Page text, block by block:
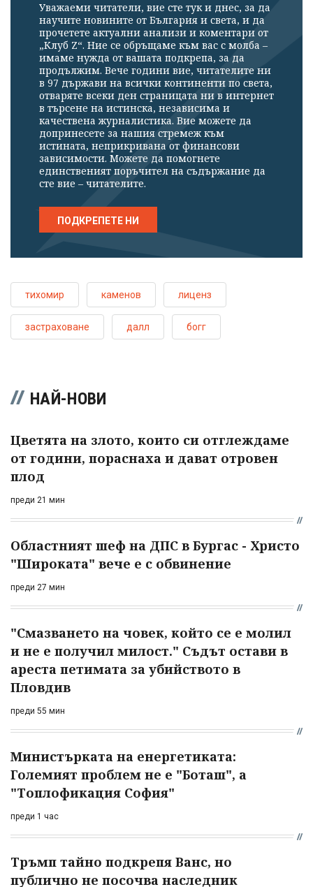
Уважаеми читатели, вие сте тук и днес, за да
научите новините от България и света, и да
прочетете актуални анализи и коментари от
„Клуб Z“. Ние се обръщаме към вас с молба –
имаме нужда от вашата подкрепа, за да
продължим. Вече години вие, читателите ни
в 97 държави на всички континенти по света,
отваряте всеки ден страницата ни в интернет
в търсене на истинска, независима и
качествена журналистика. Вие можете да
допринесете за нашия стремеж към
истината, неприкривана от финансови
зависимости. Можете да помогнете
единственият поръчител на съдържание да
сте вие – читателите.
ПОДКРЕПЕТЕ НИ
тихомир каменов лиценз
застраховане далл богг
НАЙ-НОВИ
Цветята на злото, които си отглеждаме
от години, пораснаха и дават отровен
плод
преди 21 мин
Областният шеф на ДПС в Бургас - Христо
"Широката" вече е с обвинение
преди 27 мин
"Смазването на човек, който се е молил
и не е получил милост." Съдът остави в
ареста петимата за убийството в
Пловдив
преди 55 мин
Министърката на енергетиката:
Големият проблем не е "Боташ", а
"Топлофикация София"
преди 1 час
Тръмп тайно подкрепя Ванс, но
публично не посочва наследник